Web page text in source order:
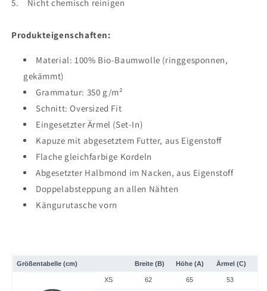
5. Nicht chemisch reinigen
Produkteigenschaften:
Material: 100% Bio-Baumwolle (ringgesponnen,
gekämmt)
Grammatur: 350 g/m²
Schnitt: Oversized Fit
Eingesetzter Ärmel (Set-In)
Kapuze mit abgesetztem Futter, aus Eigenstoff
Flache gleichfarbige Kordeln
Abgesetzter Halbmond im Nacken, aus Eigenstoff
Doppelabsteppung an allen Nähten
Kängurutasche vorn